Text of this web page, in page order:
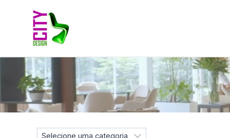
Conteúdo
Móveis selecionados para compor projetos residenciais